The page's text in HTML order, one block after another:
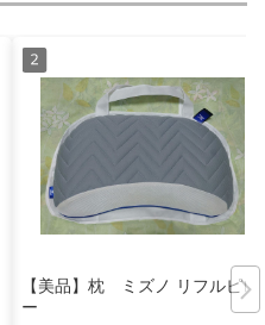
【美品】枕 ミズノ リフルピロ
ー